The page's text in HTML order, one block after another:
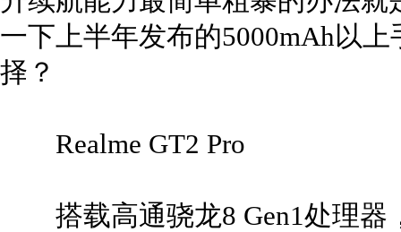
一下上半年发布的5000mAh以
择？
Realme GT2 Pro
搭载高通骁龙8 Gen1处理器